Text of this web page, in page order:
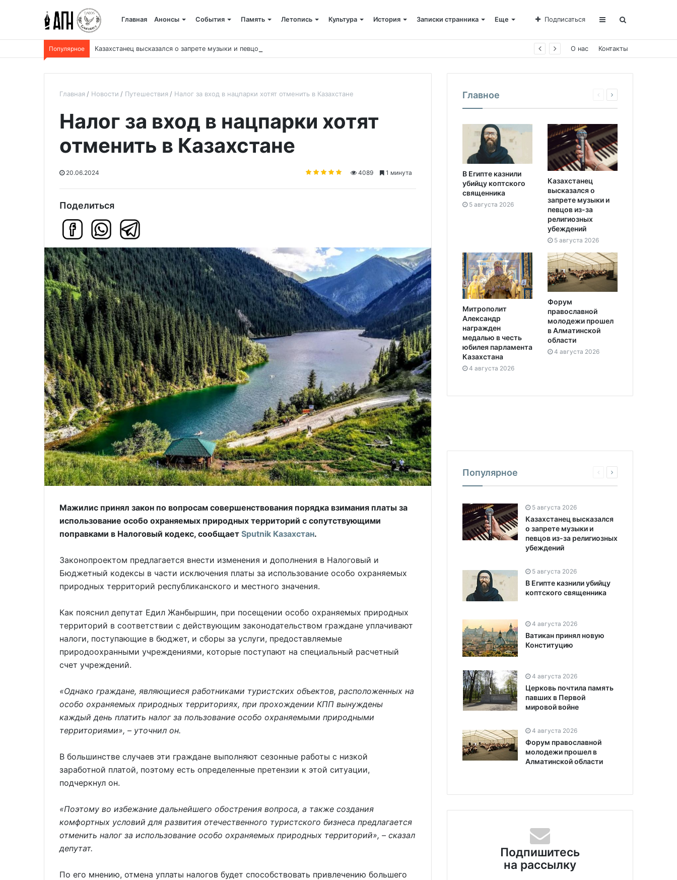
Главная Анонсы События Память Летопись Культура История Записки странника Еще Подписаться
Популярное Казахстанец высказался о запрете музыки и певцов из-за религиозных убеждений О нас Контакты
Главная Новости Путешествия Налог за вход в нацпарки хотят отменить в Казахстане
Налог за вход в нацпарки хотят
отменить в Казахстане
20.06.2024 4089 1 минута
Поделиться
Мажилис принял закон по вопросам совершенствования порядка взимания платы за
использование особо охраняемых природных территорий с сопутствующими
поправками в Налоговый кодекс, сообщает Sputnik Казахстан.
Законопроектом предлагается внести изменения и дополнения в Налоговый и
Бюджетный кодексы в части исключения платы за использование особо охраняемых
природных территорий республиканского и местного значения.
Как пояснил депутат Едил Жанбыршин, при посещении особо охраняемых природных
территорий в соответствии с действующим законодательством граждане уплачивают
налоги, поступающие в бюджет, и сборы за услуги, предоставляемые
природоохранными учреждениями, которые поступают на специальный расчетный
счет учреждений.
«Однако граждане, являющиеся работниками туристских объектов, расположенных на
особо охраняемых природных территориях, при прохождении КПП вынуждены
каждый день платить налог за пользование особо охраняемыми природными
территориями», – уточнил он.
В большинстве случаев эти граждане выполняют сезонные работы с низкой
заработной платой, поэтому есть определенные претензии к этой ситуации,
подчеркнул он.
«Поэтому во избежание дальнейшего обострения вопроса, а также создания
комфортных условий для развития отечественного туристского бизнеса предлагается
отменить налог за использование особо охраняемых природных территорий», – сказал
депутат.
По его мнению, отмена уплаты налогов будет способствовать привлечению большего
Главное
В Египте казнили
убийцу коптского
священника
5 августа 2026
Казахстанец
высказался о
запрете музыки и
певцов из-за
религиозных
убеждений
5 августа 2026
Митрополит
Александр
награжден
медалью в честь
юбилея парламента
Казахстана
4 августа 2026
Форум
православной
молодежи прошел
в Алматинской
области
4 августа 2026
Популярное
5 августа 2026
Казахстанец высказался
о запрете музыки и
певцов из-за религиозных
убеждений
5 августа 2026
В Египте казнили убийцу
коптского священника
4 августа 2026
Ватикан принял новую
Конституцию
4 августа 2026
Церковь почтила память
павших в Первой
мировой войне
4 августа 2026
Форум православной
молодежи прошел в
Алматинской области
Подпишитесь
на рассылку